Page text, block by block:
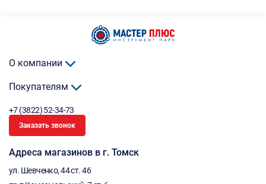
О компании
Покупателям
+7 (3822) 52-34-73
Заказать звонок
Адреса магазинов в г. Томск
ул. Шевченко, 44 ст. 46